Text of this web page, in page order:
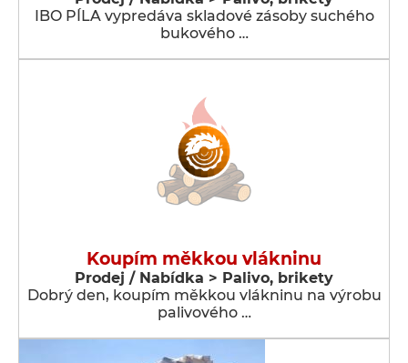
IBO PÍLA vypredáva skladové zásoby suchého
bukového …
Koupím měkkou vlákninu
Prodej / Nabídka > Palivo, brikety
Dobrý den, koupím měkkou vlákninu na výrobu
palivového …